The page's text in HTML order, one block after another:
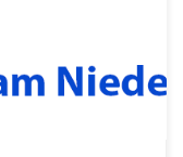
Ich hoffe die Videos
e.V.